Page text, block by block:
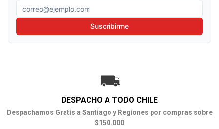
Correo electrónico
Suscribirme
DESPACHO A TODO CHILE
Despachamos Gratis a Santiago y Regiones por compras sobre
$150.000